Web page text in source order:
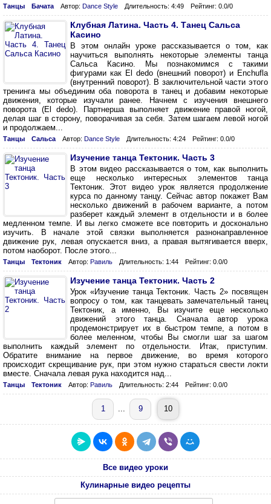
Танцы Бачата Автор: Dance Style Длительность: 4:49 Рейтинг: 0.0/0
Клубная Латина. Часть 4. Танец Сальса
Касино
В этом онлайн уроке рассказывается о том, как
научиться выполнять некоторые элементы танца
Сальса Касино. Мы познакомимся с такими
фигурами как El dedo (внешний поворот) и Enchufla
(внутренний поворот). В заключительной части этого
тренинга мы объединим оба поворота в танец и добавим некоторые
движения, которые изучали ранее. Начнем с изучения внешнего
поворота (El dedo). Партнерша выполняет движение правой ногой,
делая шаг в сторону, поворачивая за себя. Затем шагаем левой ногой
и продолжаем...
Танцы Сальса Автор: Dance Style Длительность: 4:24 Рейтинг: 0.0/0
Изучение танца Тектоник. Часть 3
В этом видео рассказывается о том, как выполнить
еще несколько интересных элементов танца
Тектоник. Этот видео урок является продолжение
курса по данному танцу. Сейчас автор покажет Вам
несколько движений в рабочем варианте, а потом
разберет каждый элемент в отдельности и в более
медленном темпе. И вы легко сможете все повторить и досконально
изучить. В начале этой связки выполняется разнонаправленное
движение рук, левая опускается вниз, а правая вытягивается вверх,
потом наоборот. После этого...
Танцы Тектоник Автор: Равиль Длительность: 1:44 Рейтинг: 0.0/0
Изучение танца Тектоник. Часть 2
Урок «Изучение танца Тектоник. Часть 2» посвящен
вопросу о том, как танцевать замечательный танец
Тектоник, а именно, Вы изучите еще несколько
движений этого танца. Сначала автор урока
продемонстрирует их в быстром темпе, а потом в
более меленном, чтобы Вы смогли шаг за шагом
выполнить каждый элемент по отдельности. Итак, приступим.
Обратите внимание на первое движение, во время которого
происходит скрещивание рук, при этом нужно стараться свести локти
вместе. Сначала левая рука находится над...
Танцы Тектоник Автор: Равиль Длительность: 2:44 Рейтинг: 0.0/0
1 ... 9 10
Все видео уроки
Кулинарные видео рецепты